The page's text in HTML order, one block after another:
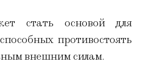
стать основой для
противостоять
внешним силам.